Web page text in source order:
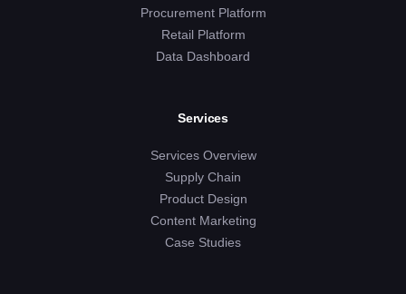
Procurement Platform
Retail Platform
Data Dashboard
Services
Services Overview
Supply Chain
Product Design
Content Marketing
Case Studies